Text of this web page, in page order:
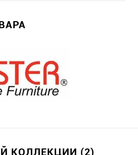
КОЛЛЕКЦИИ (2)